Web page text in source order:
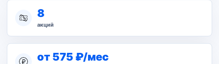
8
акций
от 575 ₽/мес